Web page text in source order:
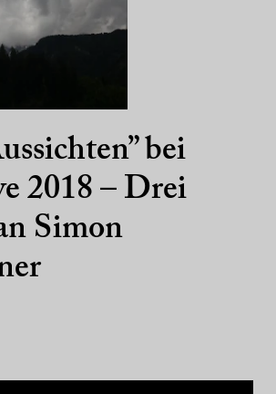
bei
2018 – Drei
Simon